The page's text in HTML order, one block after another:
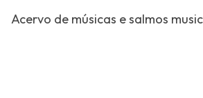
Acervo de músicas e salmos